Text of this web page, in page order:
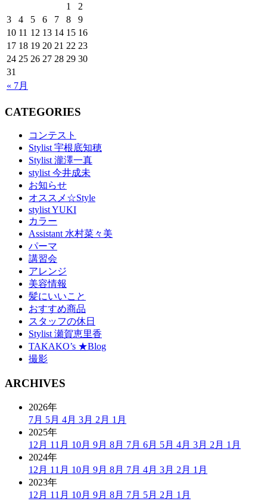
« 7月
1
2
3
4 5 6 7 8
9
10 11 12 13 14 15 16
17 18 19 20 21 22 23
24 25 26 27 28 29 30
31
CATEGORIES
コンテスト
Stylist 宇根底知穂
Stylist 瀧澤一真
stylist 今井成未
お知らせ
オススメ☆Style
stylist YUKI
カラー
Assistant 水村菜々美
パーマ
講習会
アレンジ
美容情報
髪にいいこと
おすすめ商品
スタッフの休日
Stylist 瀬賀恵里香
TAKAKO’s ★Blog
撮影
ARCHIVES
2026年
7月 5月 4月 3月 2月 1月
2025年
12月 11月 10月 9月 8月 7月 6月 5月 4月 3月 2月 1月
2024年
12月 11月 10月 9月 8月 7月 4月 3月 2月 1月
2023年
12月 11月 10月 9月 8月 7月 5月 2月 1月